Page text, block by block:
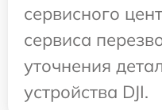
сервисного
сервиса
уточнения
устройства DJI.